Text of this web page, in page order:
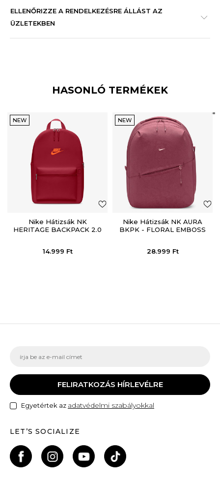
ELLENŐRIZZE A RENDELKEZÉSRE ÁLLÁST AZ
ÜZLETEKBEN
HASONLÓ TERMÉKEK
NEW
Nike Hátizsák NK
HERITAGE BACKPACK 2.0
14.999 Ft
NEW
Nike Hátizsák NK AURA
BKPK - FLORAL EMBOSS
28.999 Ft
FELIRATKOZÁS HÍRLEVÉLRE
Egyetértek az adatvédelmi szabályokkal
LET’S SOCIALIZE